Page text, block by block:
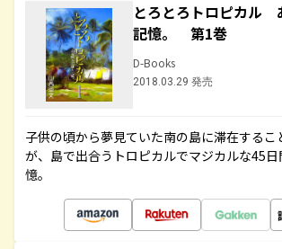
とろとろトロピカル
記憶。 第1巻
D-Books
2018.03.29 発売
子供の頃から夢見ていた南の島に滞在するこ
が、島で出合うトロピカルでマジカルな45
憶。